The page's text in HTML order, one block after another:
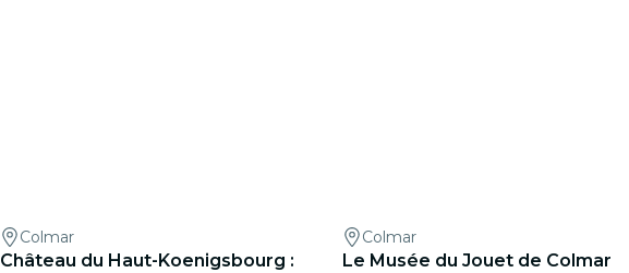
Colmar
Château du Haut-Koenigsbourg :
Colmar
Le Musée du Jouet de Colmar